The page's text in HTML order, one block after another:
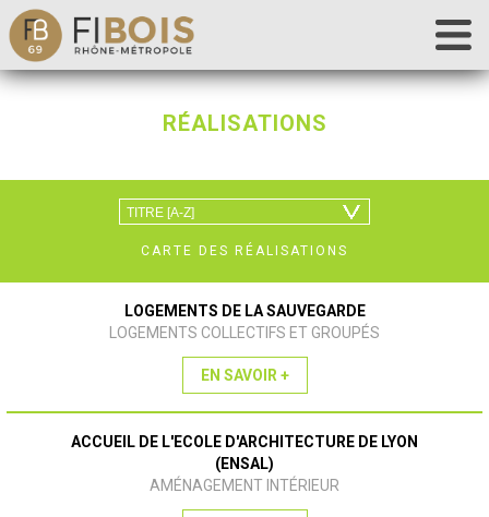
Accueil
Fibois 69
Nos actions
Contact
RÉALISATIONS
CARTE DES RÉALISATIONS
LOGEMENTS DE LA SAUVEGARDE
LOGEMENTS COLLECTIFS ET GROUPÉS
EN SAVOIR +
ACCUEIL DE L'ECOLE D'ARCHITECTURE DE LYON
(ENSAL)
AMÉNAGEMENT INTÉRIEUR